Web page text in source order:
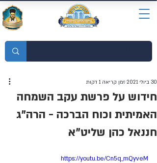
חידוש על פרשת עקב השמחה
האמיתית וכוח הברכה - הרה"ג
חננאל כהן שליט"א
30 ביולי 2021 זמן קריאה 1 דקות
https://youtu.be/Cn5q_mQyveM